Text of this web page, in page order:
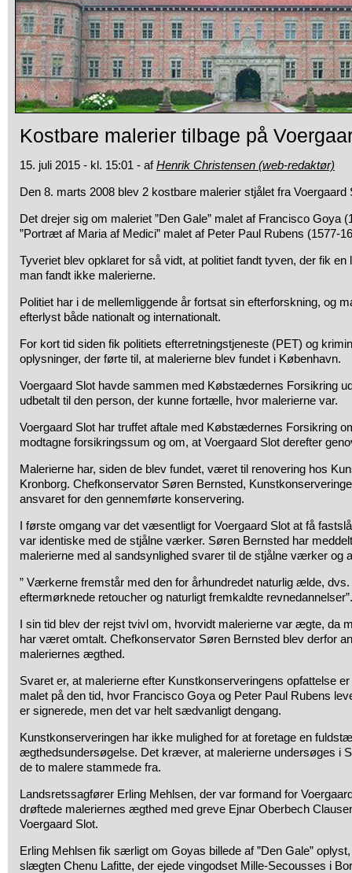
Kostbare malerier tilbage på
15. juli 2015 - kl. 15:01 - afHenrik Christensen (web-redaktør)
Den 8. marts 2008 blev 2 kostbare malerier stjålet fra Voergaard
Det drejer sig om maleriet ”Den Gale” malet af Francisco Goya
”Portræt af Maria af Medici” malet af Peter Paul Rubens (1577-
Tyveriet blev opklaret for så vidt, at politiet fandt tyven, der fik
man fandt ikke malerierne.
Politiet har i de mellemliggende år fortsat sin efterforskning, og
efterlyst både nationalt og internationalt.
For kort tid siden fik politiets efterretningstjeneste (PET) og
oplysninger, der førte til, at malerierne blev fundet i København.
Voergaard Slot havde sammen med Købstædernes Forsikring
udbetalt til den person, der kunne fortælle, hvor malerierne var.
Voergaard Slot har truffet aftale med Købstædernes Forsikring
modtagne forsikringssum og om, at Voergaard Slot derefter
Malerierne har, siden de blev fundet, været til renovering hos
Kronborg. Chefkonservator Søren Bernsted,
ansvaret for den gennemførte konservering.
I første omgang var det væsentligt for Voergaard Slot at få
var identiske med de stjålne værker. Søren Bernsted har
malerierne med al sandsynlighed svarer til de stjålne værker og
” Værkerne fremstår med den for århundredet naturlig ælde, dvs.
eftermørknede retoucher og naturligt fremkaldte revnedannelser”.
I sin tid blev der rejst tvivl om, hvorvidt malerierne var ægte, da
har været omtalt. Chefkonservator Søren Bernsted blev derfor
maleriernes ægthed.
Svaret er, at malerierne efter Kunstkonserveringens opfattelse
malet på den tid, hvor Francisco Goya og Peter Paul Rubens
er signerede, men det var helt sædvanligt dengang.
Kunstkonserveringen har ikke mulighed for at foretage en
ægthedsundersøgelse. Det kræver, at malerierne undersøges i
de to malere stammede fra.
Landsretssagfører Erling Mehlsen, der var formand for
drøftede maleriernes ægthed med greve Ejnar Oberbech
Voergaard Slot.
Erling Mehlsen fik særligt om Goyas billede af ”Den Gale”
slægten Chenu Lafitte, der ejede vingodset Mille-Secousses i